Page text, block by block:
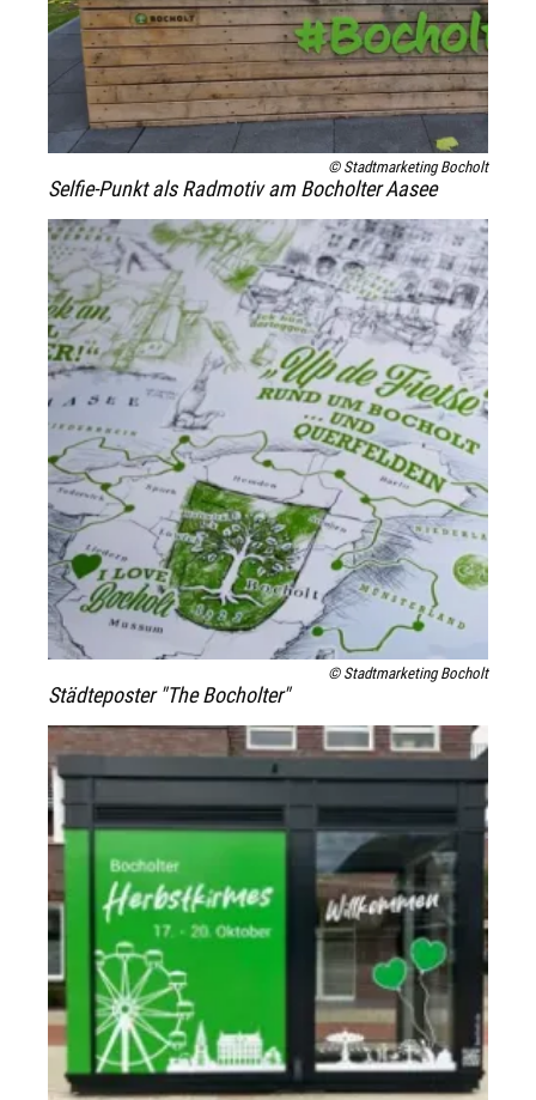
© Stadtmarketing Bocholt
Selfie-Punkt als Radmotiv am Bocholter Aasee
© Stadtmarketing Bocholt
Städteposter "The Bocholter"